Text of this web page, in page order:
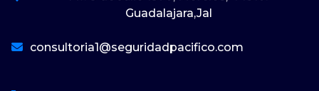
Guadalajara,Jal
consultoria1@seguridadpacifico.com